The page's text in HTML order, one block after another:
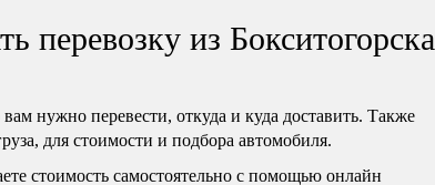
перевозку из Бокситогорска
нужно перевести, откуда и куда доставить. Также
для стоимости и подбора автомобиля.
стоимость самостоятельно с помощью онлайн